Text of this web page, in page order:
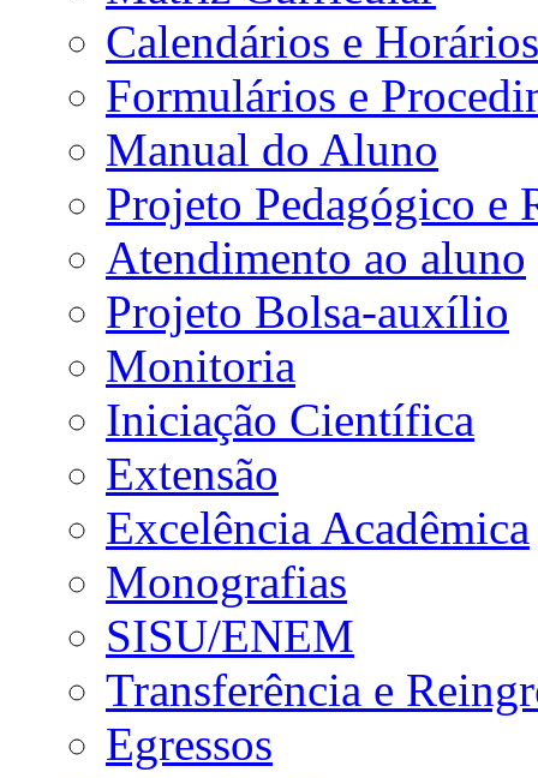
Calendários e Horários
Formulários e
Manual do Aluno
Projeto Pedagógico e
Atendimento ao aluno
Projeto Bolsa-auxílio
Monitoria
Iniciação Científica
Extensão
Excelência Acadêmica
Monografias
SISU/ENEM
Transferência e
Egressos